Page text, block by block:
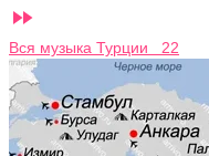

Вся музыка Турции 22